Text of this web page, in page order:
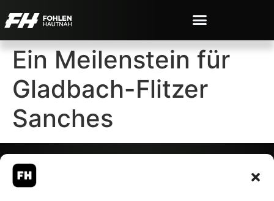
Ein Meilenstein für
Gladbach-Flitzer
Sanches